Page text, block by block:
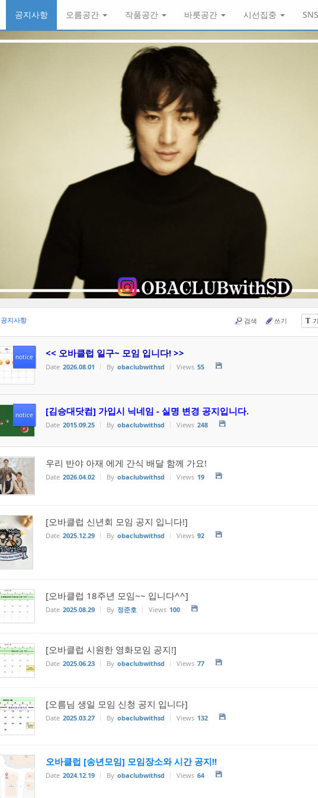
공지사항 오름공간 작품공간 바릇공간 시선집중
공지사항 T
검색 쓰기
notice << 오바클럽 일구~ 모임 입니다! >>
Date 2026.08.01 By obaclubwithsd Views 55
notice [김승대닷컴] 가입시 닉네임 - 실명 변경 공지입니다.
Date 2015.09.25 By obaclubwithsd Views 248
우리 반야 아재 에게 간식 배달 함께 가요!
Date 2026.04.02 By obaclubwithsd Views 19
[오바클럽 신년회 모임 공지 입니다!]
Date 2025.12.29 By obaclubwithsd Views 92
[오바클럽 18주년 모임~~ 입니다^^]
Date 2025.08.29 By 정준호 Views 100
[오바클럽 시원한 영화모임 공지!]
Date 2025.06.23 By obaclubwithsd Views 77
[오름님 생일 모임 신청 공지 입니다]
Date 2025.03.27 By obaclubwithsd Views 132
오바클럽 [송년모임] 모임장소와 시간 공지!!
Date 2024.12.19 By obaclubwithsd Views 64